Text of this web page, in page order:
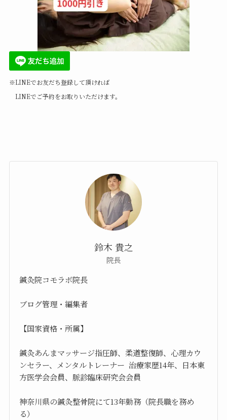
※LINEでお友だち登録して頂ければ
LINEでご予約をお取りいただけます。
鈴木 貴之
院長
鍼灸院コモラボ院長
ブログ管理・編集者
【国家資格・所属】
鍼灸あんまマッサージ指圧師、柔道整復師、心理カウ
ンセラー、メンタルトレーナー 治療家歴14年、日本東
方医学会会員、脈診臨床研究会会員
神奈川県の鍼灸整骨院にて13年勤務（院長職を務め
る）